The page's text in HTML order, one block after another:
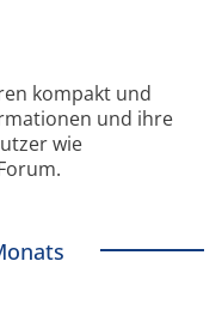
kompakt und
und ihre
wie